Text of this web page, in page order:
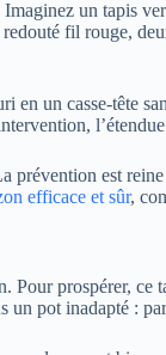
Imaginez un tapis
fil rouge,
un casse-tête
prévention est
efficace et sûr,
Pour prospérer, ce
pot inadapté :